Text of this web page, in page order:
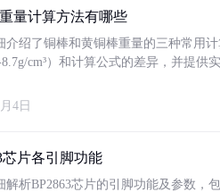
量计算方法有哪些
介绍了铜棒和黄铜棒重量的三种常用
cm³）和计算公式的差异，并提供
4日
芯片各引脚功能
解析BP2863芯片的引脚功能及参数，